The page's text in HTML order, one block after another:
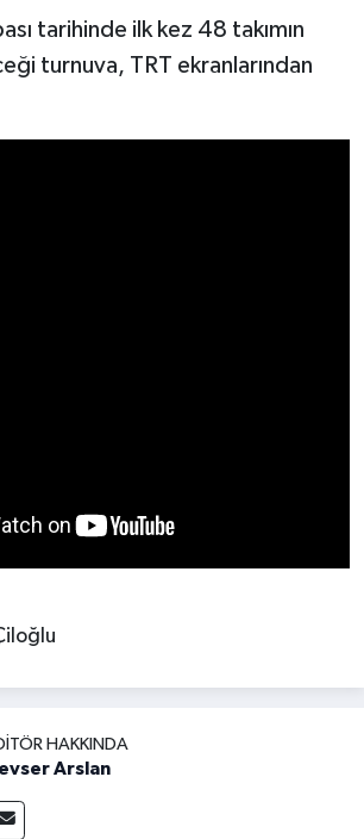
tarihinde ilk kez 48 takımın
turnuva, TRT ekranlarından
HAKKINDA
Arslan